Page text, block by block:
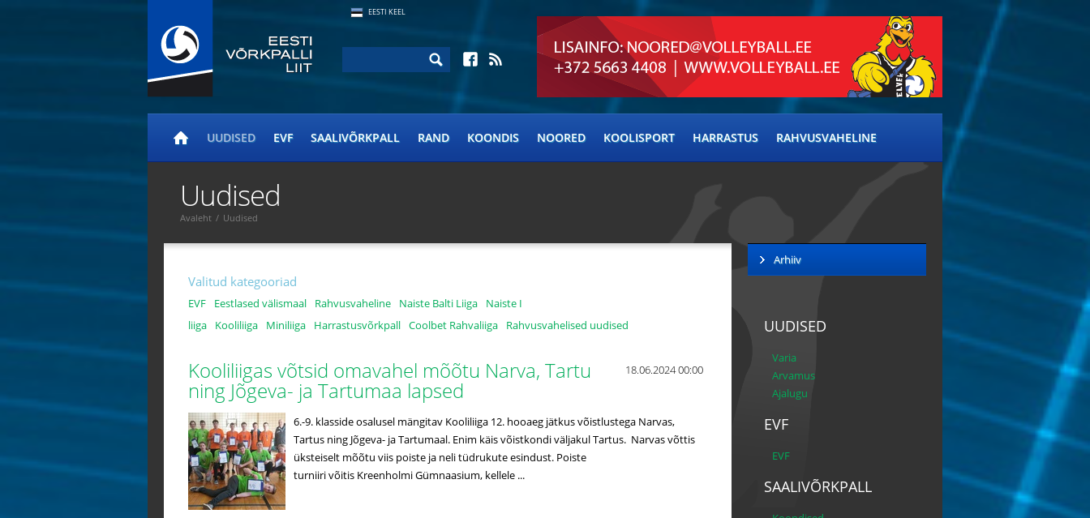
EESTI KEEL
UUDISED EVF SAALIVÕRKPALL RAND KOONDIS NOORED KOOLISPORT HARRASTUS RAHVUSVAHELINE
Valitud kategooriad
EVF Eestlased välismaal Rahvusvaheline Naiste Balti Liiga
Naiste I
liiga
Kooliliiga Miniliiga Harrastusvõrkpall Coolbet Rahvaliiga Rahvusvahelised uudised
18.06.2024 00:00
Kooliliigas võtsid omavahel mõõtu Narva, Tartu
ning Jõgeva- ja Tartumaa lapsed
6.-9. klasside osalusel mängitav Kooliliiga 12. hooaeg jätkus võistlustega Narvas,
Tartus ning Jõgeva- ja Tartumaal. Enim käis võistkondi väljakul Tartus. Narvas võttis
üksteiselt mõõtu viis poiste ja neli tüdrukute esindust. Poiste
turniiri võitis Kreenholmi Gümnaasium, kellele ...
Uudised
Avaleht / Uudised
Arhiiv
UUDISED
Varia
Arvamus
Ajalugu
EVF
EVF
SAALIVÕRKPALL